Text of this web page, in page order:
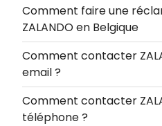
Comment faire une
ZALANDO en Belgique
Comment contacter
email ?
Comment contacter
téléphone ?